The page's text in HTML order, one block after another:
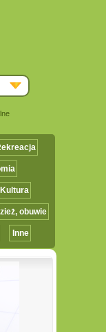
obuwie
Inne